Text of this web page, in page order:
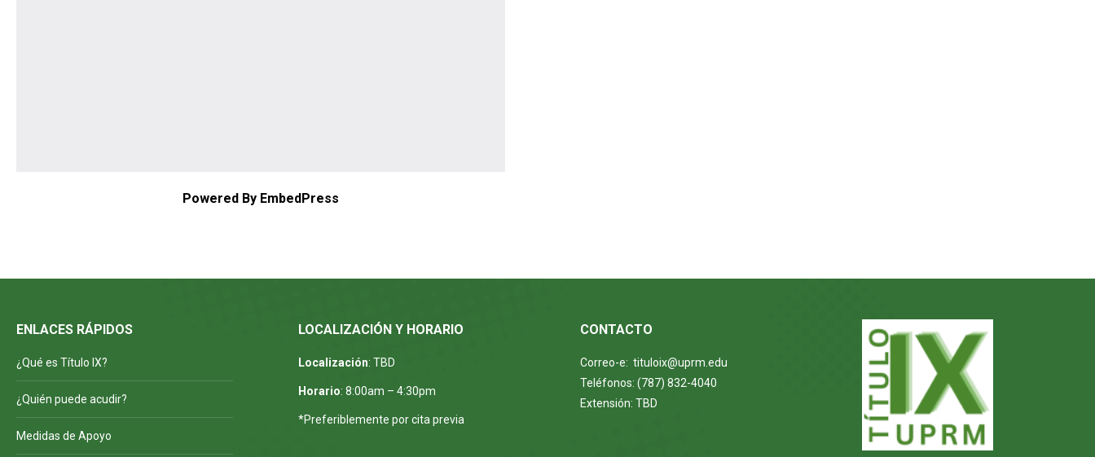
Powered By EmbedPress
ENLACES RÁPIDOS
¿Qué es Título IX?
¿Quién puede acudir?
Medidas de Apoyo
LOCALIZACIÓN Y HORARIO
Localización: TBD
Horario: 8:00am – 4:30pm
*Preferiblemente por cita previa
CONTACTO
Correo-e: tituloix@uprm.edu
Teléfonos: (787) 832-4040
Extensión: TBD